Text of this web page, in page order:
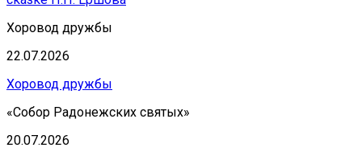
Хоровод дружбы
22.07.2026
Хоровод дружбы
«Собор Радонежских святых»
20.07.2026